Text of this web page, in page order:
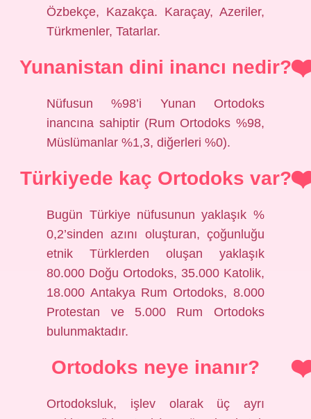
Özbekçe, Kazakça. Karaçay, Azeriler,
Türkmenler, Tatarlar.
Yunanistan dini inancı nedir?
Nüfusun %98’i Yunan Ortodoks
inancına sahiptir (Rum Ortodoks %98,
Müslümanlar %1,3, diğerleri %0).
Türkiyede kaç Ortodoks var?
Bugün Türkiye nüfusunun yaklaşık %
0,2’sinden azını oluşturan, çoğunluğu
etnik Türklerden oluşan yaklaşık
80.000 Doğu Ortodoks, 35.000 Katolik,
18.000 Antakya Rum Ortodoks, 8.000
Protestan ve 5.000 Rum Ortodoks
bulunmaktadır.
Ortodoks neye inanır?
Ortodoksluk, işlev olarak üç ayrı